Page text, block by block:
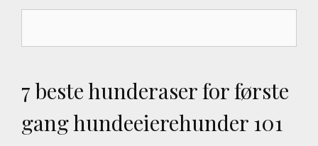
7 beste hunderaser for første
gang hundeeierehunder 101